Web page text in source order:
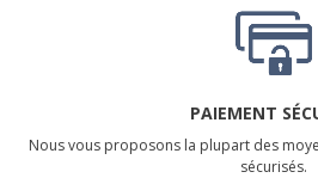
PAIEMENT
Nous vous proposons la plupart des
sécurisés.